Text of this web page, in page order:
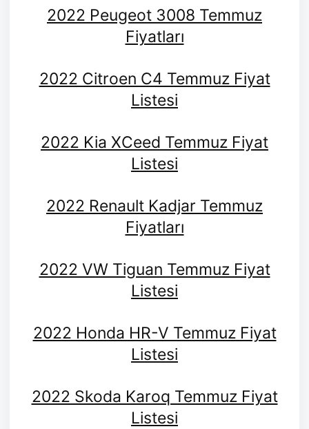
2022 Peugeot 3008 Temmuz
Fiyatları
2022 Citroen C4 Temmuz Fiyat
Listesi
2022 Kia XCeed Temmuz Fiyat
Listesi
2022 Renault Kadjar Temmuz
Fiyatları
2022 VW Tiguan Temmuz Fiyat
Listesi
2022 Honda HR-V Temmuz Fiyat
Listesi
2022 Skoda Karoq Temmuz Fiyat
Listesi